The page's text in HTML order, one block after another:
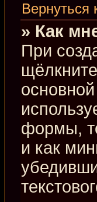
Вернуться
» Как
При
формы,
и как